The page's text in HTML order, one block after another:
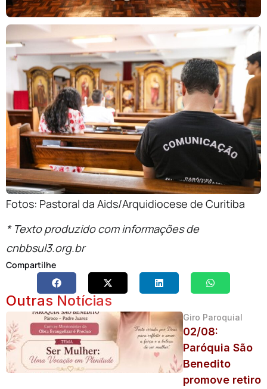
Fotos: Pastoral da Aids/Arquidiocese de Curitiba
* Texto produzido com informações de
cnbbsul3.org.br
Compartilhe
Outras Notícias
Giro Paroquial
02/08:
Paróquia São
Benedito
promove retiro